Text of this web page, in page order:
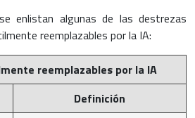
enlistan algunas de las destrezas
reemplazables por la IA:
reemplazables por la IA
Definición